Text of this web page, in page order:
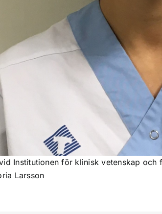
Institutionen för klinisk vetenskap
Larsson